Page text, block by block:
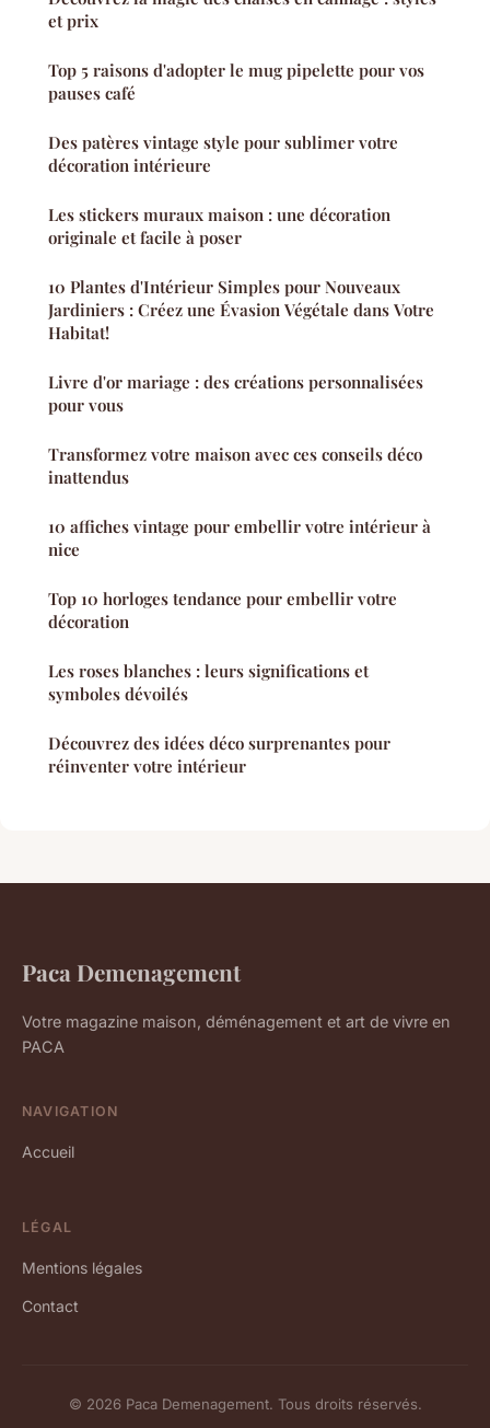
et prix
Top 5 raisons d'adopter le mug pipelette pour vos
pauses café
Des patères vintage style pour sublimer votre
décoration intérieure
Les stickers muraux maison : une décoration
originale et facile à poser
10 Plantes d'Intérieur Simples pour Nouveaux
Jardiniers : Créez une Évasion Végétale dans Votre
Habitat!
Livre d'or mariage : des créations personnalisées
pour vous
Transformez votre maison avec ces conseils déco
inattendus
10 affiches vintage pour embellir votre intérieur à
nice
Top 10 horloges tendance pour embellir votre
décoration
Les roses blanches : leurs significations et
symboles dévoilés
Découvrez des idées déco surprenantes pour
réinventer votre intérieur
Paca Demenagement
Votre magazine maison, déménagement et art de vivre en
PACA
NAVIGATION
Accueil
LÉGAL
Mentions légales
Contact
© 2026 Paca Demenagement. Tous droits réservés.